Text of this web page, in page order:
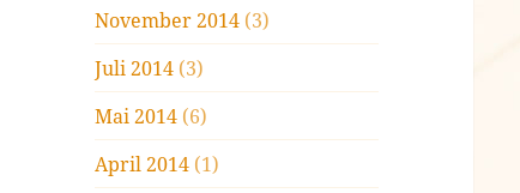
November 2014 (3)
Juli 2014 (3)
Mai 2014 (6)
April 2014 (1)